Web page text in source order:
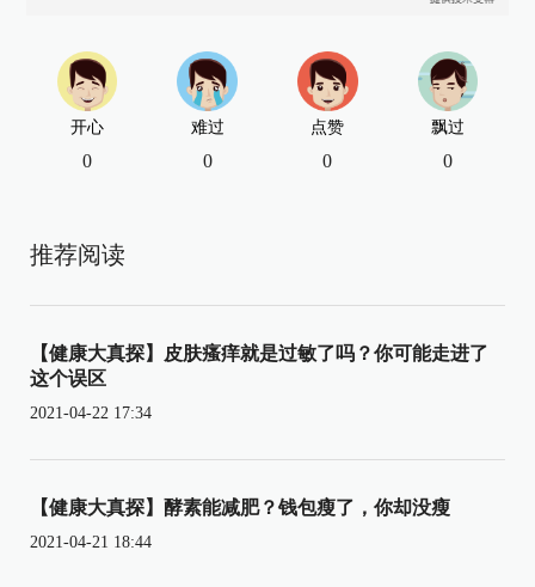
开心
0
难过
0
点赞
0
飘过
0
推荐阅读
【健康大真探】皮肤瘙痒就是过敏了吗？你可能走进了
这个误区
2021-04-22 17:34
【健康大真探】酵素能减肥？钱包瘦了，你却没瘦
2021-04-21 18:44